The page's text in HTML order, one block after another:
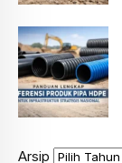
Arsip